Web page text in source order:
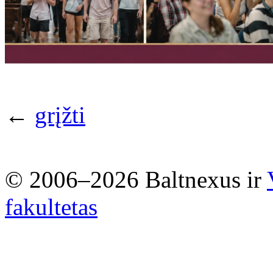
← grįžti
© 2006–2026 Baltnexus ir
fakultetas